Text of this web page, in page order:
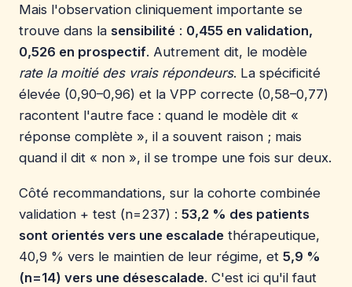
Mais l'observation cliniquement importante se
trouve dans la sensibilité : 0,455 en validation,
0,526 en prospectif. Autrement dit, le modèle
rate la moitié des vrais répondeurs. La spécificité
élevée (0,90–0,96) et la VPP correcte (0,58–0,77)
racontent l'autre face : quand le modèle dit «
réponse complète », il a souvent raison ; mais
quand il dit « non », il se trompe une fois sur deux.
Côté recommandations, sur la cohorte combinée
validation + test (n=237) : 53,2 % des patients
sont orientés vers une escalade thérapeutique,
40,9 % vers le maintien de leur régime, et 5,9 %
(n=14) vers une désescalade. C'est ici qu'il faut